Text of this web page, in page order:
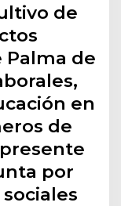
de
Palma de
en
de
por